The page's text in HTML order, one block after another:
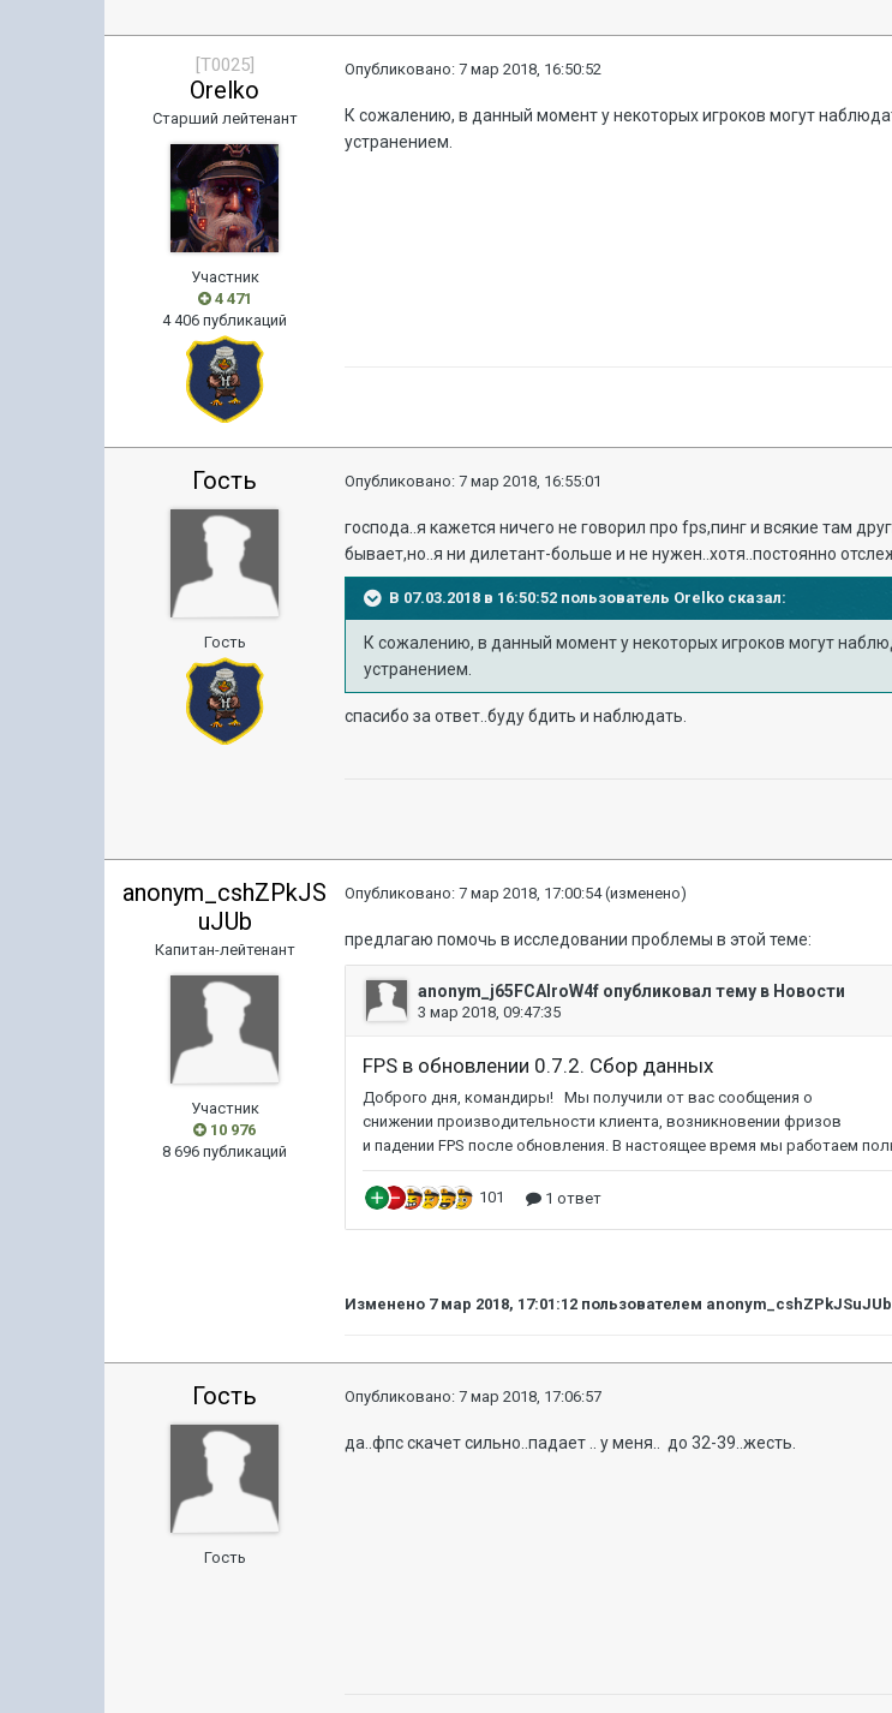
[T0025]
Orelko
Старший лейтенант
Участник
4 471
4 406 публикаций
Опубликовано:7 мар 2018, 16:50:52
К сожалению, в данный момент у некоторых игроков могут
устранением.
Гость
Гость
Опубликовано:7 мар 2018, 16:55:01
господа..я кажется ничего не говорил про fps,пинг и всякие там
бывает,но..я ни дилетант-больше и не нужен..хотя..постоянно
В 07.03.2018 в 16:50:52 пользователь Orelko сказал:
К сожалению, в данный момент у некоторых игроков могут
устранением.
спасибо за ответ..буду бдить и наблюдать.
anonym_cshZPkJS
uJUb
Капитан-лейтенант
Участник
10 976
8 696 публикаций
Опубликовано:7 мар 2018, 17:00:54 (изменено)
предлагаю помочь в исследовании проблемы в этой теме:
Изменено 7 мар 2018, 17:01:12 пользователем anonym_cshZPkJSuJUb
Гость
Гость
Опубликовано:7 мар 2018, 17:06:57
да..фпс скачет сильно..падает .. у меня.. до 32-39..жесть.